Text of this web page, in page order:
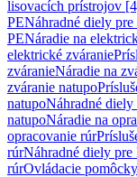
lisovacích prístrojov
PENáhradné diely
PENáradie na
elektrické zváranie
zváranieNáradie na
zváranie natupo
natupoNáhradné diely
natupoNáradie na
opracovanie rúr
rúrNáhradné diely pre
rúrOvládacie pomôcky